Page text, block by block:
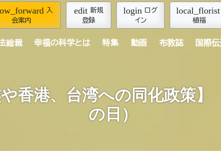
入
会案内
edit 新規
登録
login ログ
イン
local_florist
植福
総裁 幸福の科学とは 特集 動画 布教誌 国際
香港、台湾への同化政策】
の日）